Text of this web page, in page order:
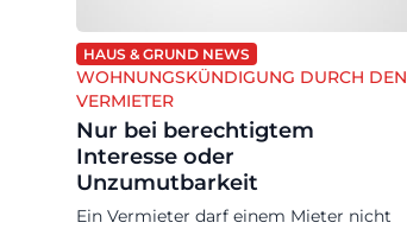
HAUS & GRUND NEWS
WOHNUNGSKÜNDIGUNG DURCH DEN
VERMIETER
Nur bei berechtigtem
Interesse oder
Unzumutbarkeit
Ein Vermieter darf einem Mieter nicht